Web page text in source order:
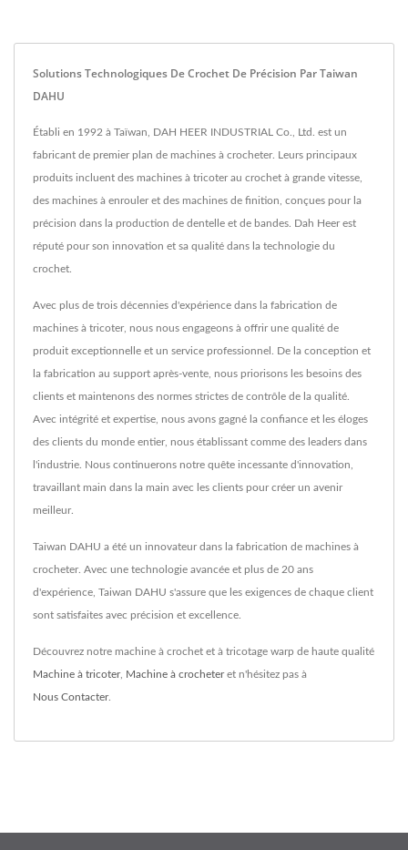
Solutions Technologiques De Crochet De Précision Par Taiwan
DAHU
Établi en 1992 à Taïwan, DAH HEER INDUSTRIAL Co., Ltd. est un
fabricant de premier plan de machines à crocheter. Leurs principaux
produits incluent des machines à tricoter au crochet à grande vitesse,
des machines à enrouler et des machines de finition, conçues pour la
précision dans la production de dentelle et de bandes. Dah Heer est
réputé pour son innovation et sa qualité dans la technologie du
crochet.
Avec plus de trois décennies d'expérience dans la fabrication de
machines à tricoter, nous nous engageons à offrir une qualité de
produit exceptionnelle et un service professionnel. De la conception et
la fabrication au support après-vente, nous priorisons les besoins des
clients et maintenons des normes strictes de contrôle de la qualité.
Avec intégrité et expertise, nous avons gagné la confiance et les éloges
des clients du monde entier, nous établissant comme des leaders dans
l'industrie. Nous continuerons notre quête incessante d'innovation,
travaillant main dans la main avec les clients pour créer un avenir
meilleur.
Taiwan DAHU a été un innovateur dans la fabrication de machines à
crocheter. Avec une technologie avancée et plus de 20 ans
d'expérience, Taiwan DAHU s'assure que les exigences de chaque client
sont satisfaites avec précision et excellence.
Découvrez notre machine à crochet et à tricotage warp de haute qualité
Machine à tricoter, Machine à crocheteret n'hésitez pas à
Nous Contacter.